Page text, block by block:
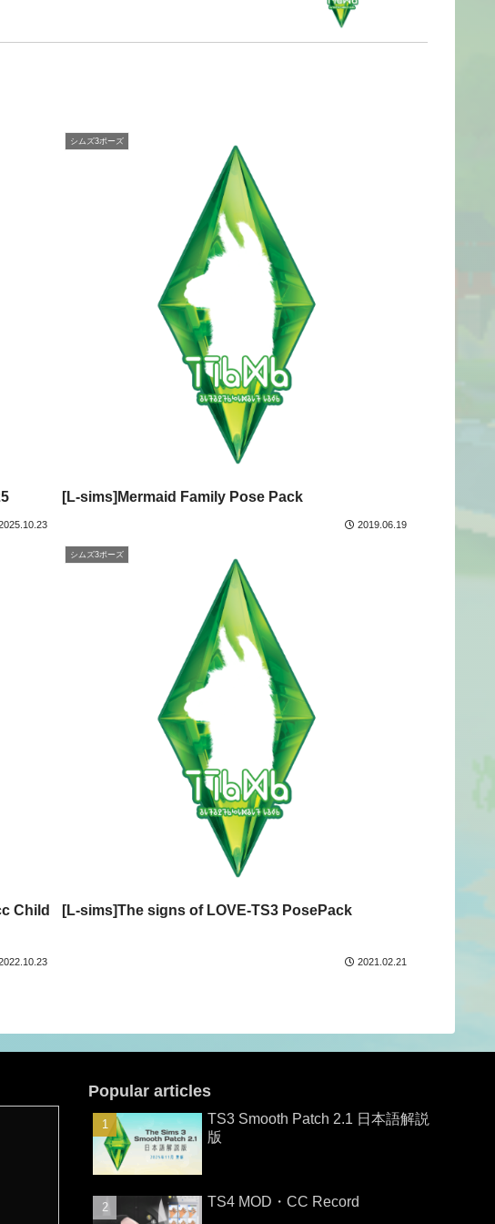
シムズ3ポーズ
[L-sims]Mermaid Family Pose Pack
2019.06.19
Child
シムズ3ポーズ
[L-sims]The signs of LOVE-TS3 PosePack
2021.02.21
Popular articles
TS3 Smooth Patch 2.1 日本語解説
版
TS4 MOD・CC Record